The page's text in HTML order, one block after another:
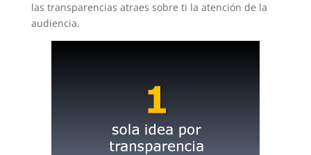
las transparencias atraes sobre ti la atención de la
audiencia.